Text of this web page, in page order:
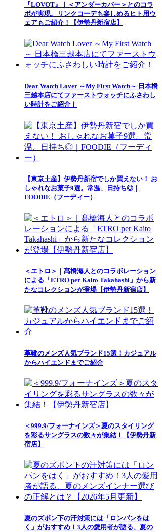
『LOVOT』｜＜アンダーカバー＞とのコラ
ボが実現。リンクコーデも楽しめるヒト用ウ
ェアもご紹介！【伊勢丹新宿店】
Dear Watch Lover ～My First Watch～ 日本橋
三越本店にてファーストウォッチにふさわし
い時計をご紹介！
【東京土産】伊勢丹新宿でしか買えない！ お
しゃれなお菓子9選。常温、日持ち◎｜
FOODIE（フーディー）
＜エトロ＞｜髙橋海人とのコラボレーション
による「ETRO per Kaito Takahashi」から新
たなコレクションが登場【伊勢丹新宿店】
革靴のメンズ人気ブランド15選！カジュアル
からハイエンドまでご紹介
＜999.9/フォーナインズ＞夏のスタイリング
を彩るサングラスの数々が集結！【伊勢丹新
宿店】
夏のズボン下の汗対策には「ロンパンをは
く」がおすすめ！3人の愛用者が語る、夏の